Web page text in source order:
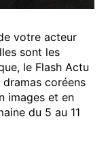
votre acteur
sont les
le Flash Actu
coréens
images et en
du 5 au 11